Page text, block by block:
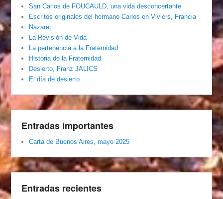
San Carlos de FOUCAULD, una vida desconcertante
Escritos originales del hermano Carlos en Viviers, Francia
Nazaret
La Revisión de Vida
La pertenencia a la Fraternidad
Historia de la Fraternidad
Desierto, Franz JALICS
El día de desierto
Entradas importantes
Carta de Buenos Aires, mayo 2025
Entradas recientes